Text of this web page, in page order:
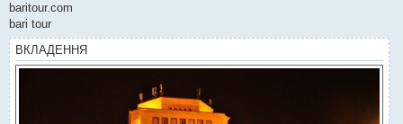
baritour.com
bari tour
ВКЛАДЕННЯ